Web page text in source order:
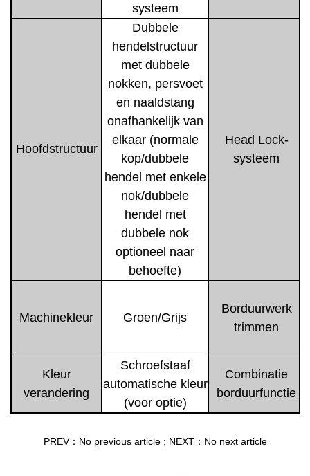
systeem
Hoofdstructuur
Dubbele
hendelstructuur
met dubbele
nokken, persvoet
en naaldstang
onafhankelijk van
elkaar (normale
kop/dubbele
hendel met enkele
nok/dubbele
hendel met
dubbele nok
optioneel naar
behoefte)
Head Lock-
systeem
Machinekleur Groen/Grijs
Borduurwerk
trimmen
Kleur
verandering
Schroefstaaf
automatische kleur
(voor optie)
Combinatie
borduurfunctie
PREV：No previous article; NEXT：No next article